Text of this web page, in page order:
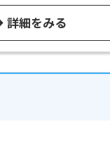
詳細をみる